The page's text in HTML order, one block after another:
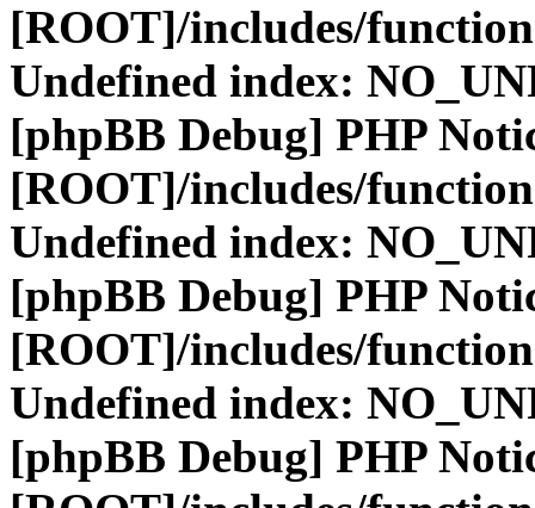
[ROOT]/includes/
Undefined index:
[phpBB Debug] PHP
[ROOT]/includes/
Undefined index:
[phpBB Debug] PHP
[ROOT]/includes/
Undefined index:
[phpBB Debug] PHP